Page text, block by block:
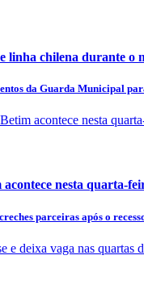
linha chilena durante o
da Guarda Municipal
nesta quarta-
parceiras após o